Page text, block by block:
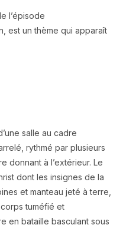
l’épisode
est un thème qui apparaît
salle au cadre
rythmé par plusieurs
donnant à l’extérieur. Le
dont les insignes de la
et manteau jeté à terre,
tuméfié et
en bataille basculant sous